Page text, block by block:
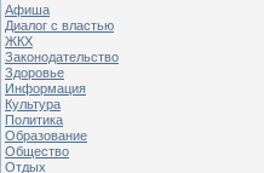
Афиша
Диалог с властью
ЖКХ
Законодательство
Здоровье
Информация
Культура
Политика
Образование
Общество
Отдых